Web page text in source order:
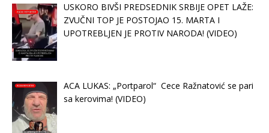
USKORO BIVŠI PREDSEDNIK SRBIJE OPET LAŽE:
ZVUČNI TOP JE POSTOJAO 15. MARTA I
UPOTREBLJEN JE PROTIV NARODA! (VIDEO)
ACA LUKAS: „Portparol“ Cece Ražnatović se pari
sa kerovima! (VIDEO)